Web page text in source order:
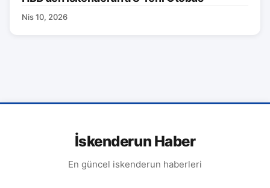
Nis 10, 2026
İskenderun Haber
En güncel iskenderun haberleri